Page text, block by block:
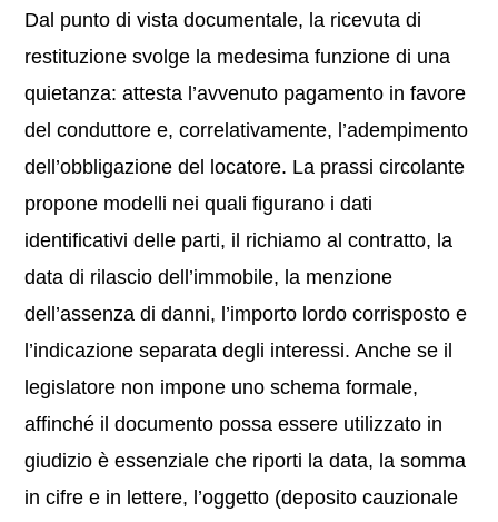
Dal punto di vista documentale, la ricevuta di
restituzione svolge la medesima funzione di una
quietanza: attesta l’avvenuto pagamento in favore
del conduttore e, correlativamente, l’adempimento
dell’obbligazione del locatore. La prassi circolante
propone modelli nei quali figurano i dati
identificativi delle parti, il richiamo al contratto, la
data di rilascio dell’immobile, la menzione
dell’assenza di danni, l’importo lordo corrisposto e
l’indicazione separata degli interessi. Anche se il
legislatore non impone uno schema formale,
affinché il documento possa essere utilizzato in
giudizio è essenziale che riporti la data, la somma
in cifre e in lettere, l’oggetto (deposito cauzionale